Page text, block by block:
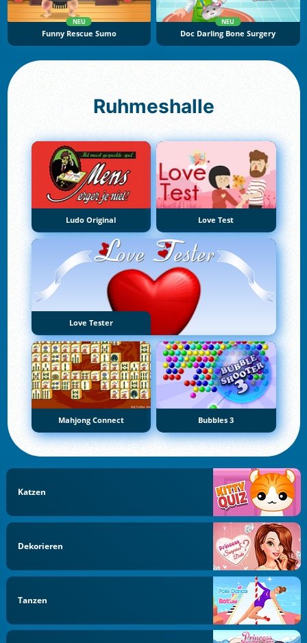
NEU
Funny Rescue Sumo
NEU
Doc Darling Bone Surgery
Ruhmeshalle
Ludo Original Love Test
Love Tester
Mahjong Connect Bubbles 3
Katzen
Dekorieren
Tanzen